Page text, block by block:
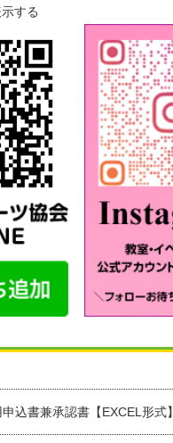
する
込書兼承認書【EXCEL形式】